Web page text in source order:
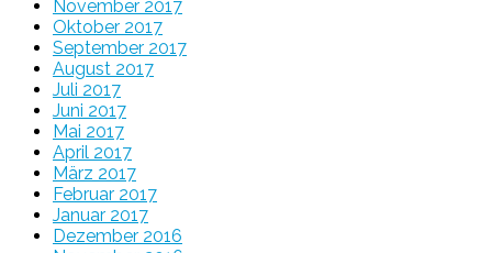
November 2017
Oktober 2017
September 2017
August 2017
Juli 2017
Juni 2017
Mai 2017
April 2017
März 2017
Februar 2017
Januar 2017
Dezember 2016